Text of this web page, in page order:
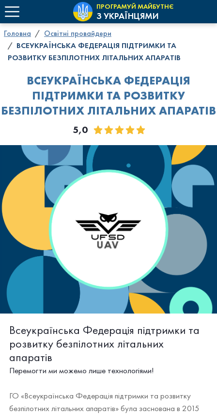
ПРОГРАМУЙ МАЙБУТНЄ
З УКРАЇНЦЯМИ
Головна
Освітні провайдери
ВСЕУКРАЇНСЬКА ФЕДЕРАЦІЯ ПІДТРИМКИ ТА
РОЗВИТКУ БЕЗПІЛОТНИХ ЛІТАЛЬНИХ АПАРАТІВ
ВСЕУКРАЇНСЬКА ФЕДЕРАЦІЯ
ПІДТРИМКИ ТА РОЗВИТКУ
БЕЗПІЛОТНИХ ЛІТАЛЬНИХ АПАРАТІВ
5,0
Всеукраїнська Федерація підтримки та
розвитку безпілотних літальних
апаратів
Перемогти ми можемо лише технологіями!
ГО «Всеукраїнська Федерація підтримки та розвитку
безпілотних літальних апаратів» була заснована в 2015